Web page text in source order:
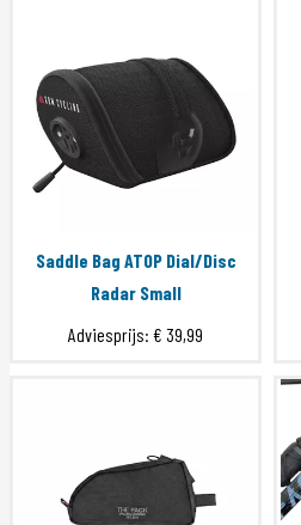
Saddle Bag ATOP Dial/Disc
Radar Small
Adviesprijs: € 39,99